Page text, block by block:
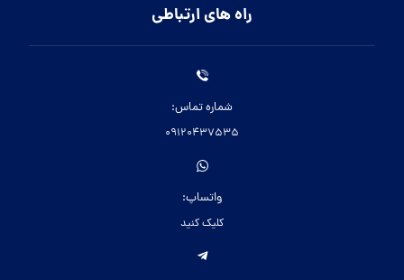
راه های ارتباطی
شماره تماس:
09120437535
واتساپ:
کلیک کنید